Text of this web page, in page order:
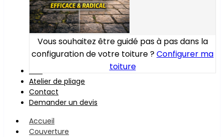
Vous souhaitez être guidé pas à pas dans la
configuration de votre toiture ?Configurer ma
toiture
Atelier de pliage
Contact
Demander un devis
Accueil
Couverture